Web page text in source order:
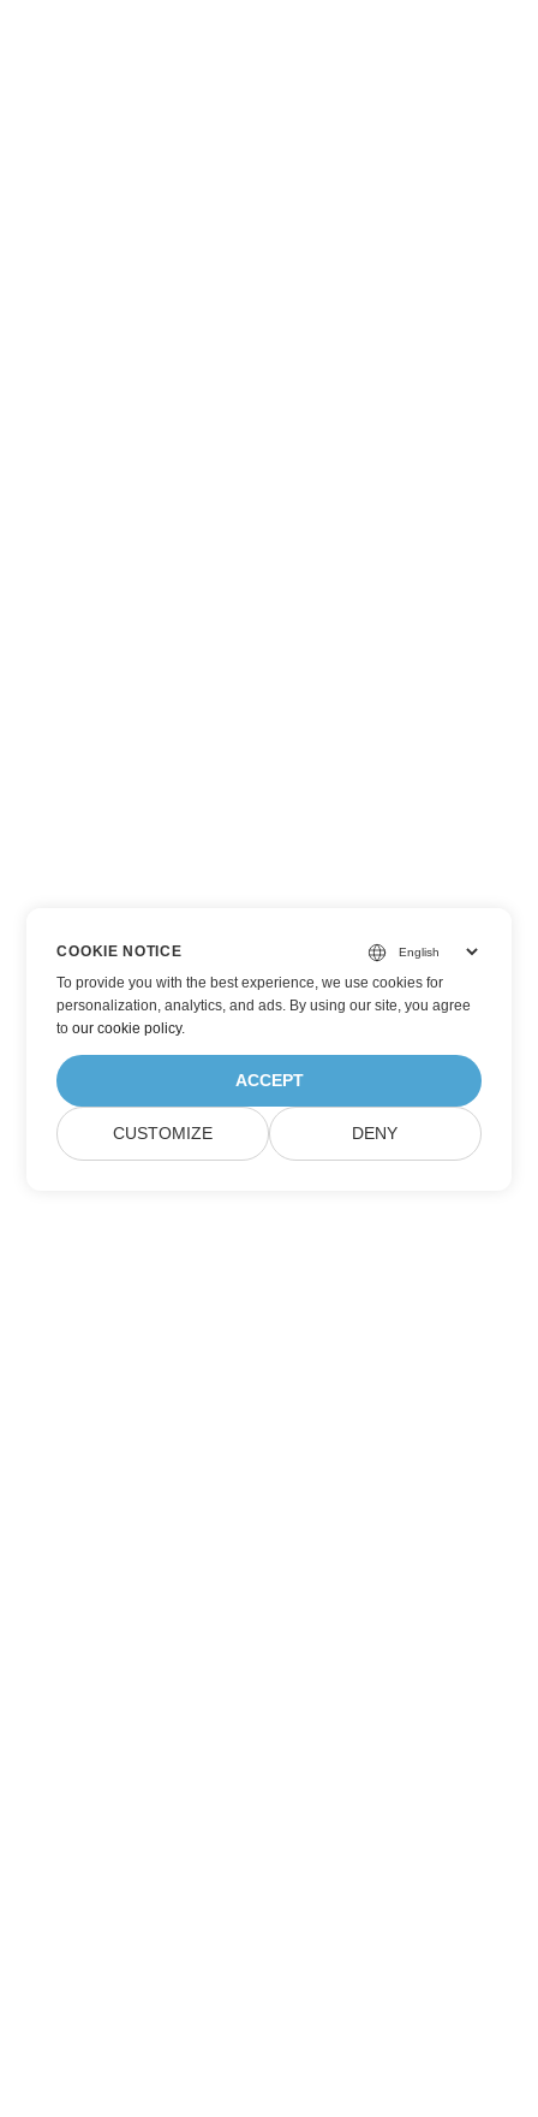
COOKIE NOTICE
To provide you with the best experience, we use cookies for
personalization, analytics, and ads. By using our site, you agree
toour cookie policy.
ACCEPT
CUSTOMIZE DENY